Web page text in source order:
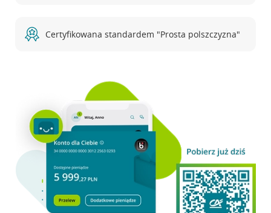
Certyfikowana standardem "Prosta polszczyzna"